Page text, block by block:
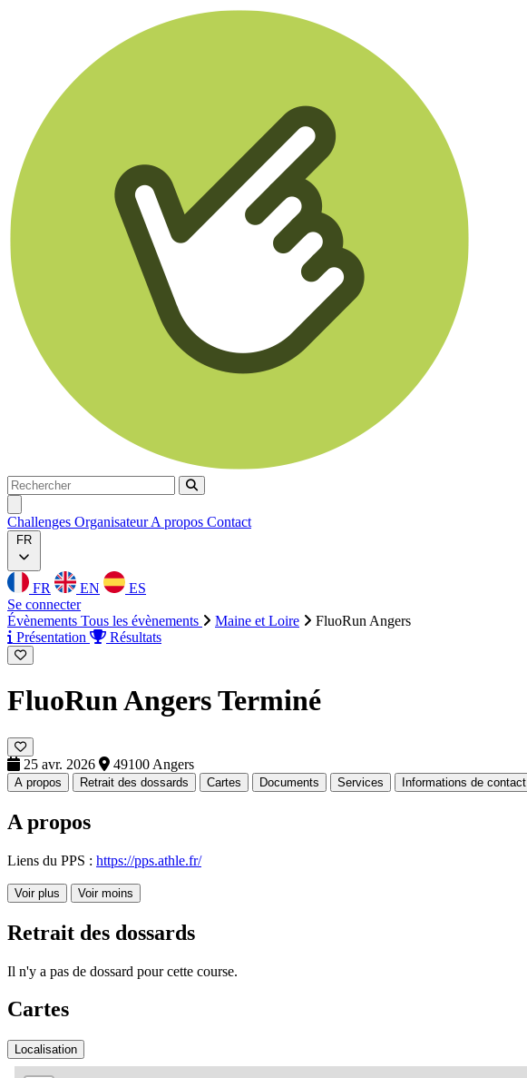
Rechercher
Rechercher
Challenges OrganisateurA propos Contact
FR
FR EN
ES
Se connecter
Évènements Tous les évènements Maine et Loire
FluoRun Angers
Présentation
Résultats
FluoRun AngersTerminé
25 avr. 2026 49100 Angers
A propos Retrait des dossards Cartes Documents Services Informations de contact
A propos
Liens du PPS : https://pps.athle.fr/
Voir plus Voir moins
Retrait des dossards
Il n'y a pas de dossard pour cette course.
Cartes
Localisation